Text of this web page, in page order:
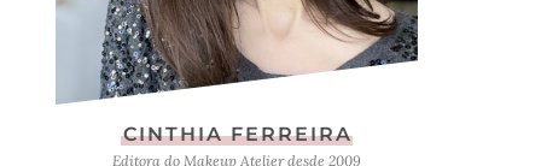
CINTHIA FERREIRA
Editora do Makeup Atelier desde 2009